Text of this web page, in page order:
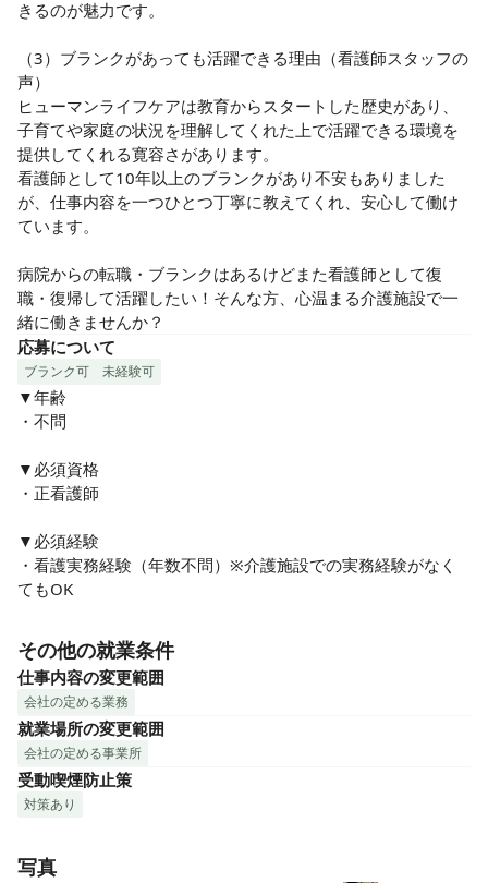
きるのが魅力です。
（3）ブランクがあっても活躍できる理由（看護師スタッフの
声）
ヒューマンライフケアは教育からスタートした歴史があり、
子育てや家庭の状況を理解してくれた上で活躍できる環境を
提供してくれる寛容さがあります。
看護師として10年以上のブランクがあり不安もありました
が、仕事内容を一つひとつ丁寧に教えてくれ、安心して働け
ています。
病院からの転職・ブランクはあるけどまた看護師として復
職・復帰して活躍したい！そんな方、心温まる介護施設で一
緒に働きませんか？
応募について
ブランク可 未経験可
▼年齢
・不問
▼必須資格
・正看護師
▼必須経験
・看護実務経験（年数不問）※介護施設での実務経験がなく
てもOK
その他の就業条件
仕事内容の変更範囲
会社の定める業務
就業場所の変更範囲
会社の定める事業所
受動喫煙防止策
対策あり
写真